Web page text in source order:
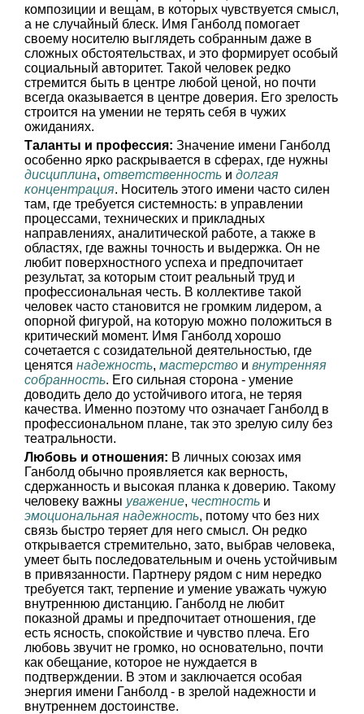
композиции и вещам, в которых чувствуется смысл,
а не случайный блеск. Имя Ганболд помогает
своему носителю выглядеть собранным даже в
сложных обстоятельствах, и это формирует особый
социальный авторитет. Такой человек редко
стремится быть в центре любой ценой, но почти
всегда оказывается в центре доверия. Его зрелость
строится на умении не терять себя в чужих
ожиданиях.
Таланты и профессия: Значение имени Ганболд
особенно ярко раскрывается в сферах, где нужны
дисциплина, ответственность и долгая
концентрация. Носитель этого имени часто силен
там, где требуется системность: в управлении
процессами, технических и прикладных
направлениях, аналитической работе, а также в
областях, где важны точность и выдержка. Он не
любит поверхностного успеха и предпочитает
результат, за которым стоит реальный труд и
профессиональная честь. В коллективе такой
человек часто становится не громким лидером, а
опорной фигурой, на которую можно положиться в
критический момент. Имя Ганболд хорошо
сочетается с созидательной деятельностью, где
ценятся надежность, мастерство и внутренняя
собранность. Его сильная сторона - умение
доводить дело до устойчивого итога, не теряя
качества. Именно поэтому что означает Ганболд в
профессиональном плане, так это зрелую силу без
театральности.
Любовь и отношения: В личных союзах имя
Ганболд обычно проявляется как верность,
сдержанность и высокая планка к доверию. Такому
человеку важны уважение, честность и
эмоциональная надежность, потому что без них
связь быстро теряет для него смысл. Он редко
открывается стремительно, зато, выбрав человека,
умеет быть последовательным и очень устойчивым
в привязанности. Партнеру рядом с ним нередко
требуется такт, терпение и умение уважать чужую
внутреннюю дистанцию. Ганболд не любит
показной драмы и предпочитает отношения, где
есть ясность, спокойствие и чувство плеча. Его
любовь звучит не громко, но основательно, почти
как обещание, которое не нуждается в
подтверждении. В этом и заключается особая
энергия имени Ганболд - в зрелой надежности и
внутреннем достоинстве.